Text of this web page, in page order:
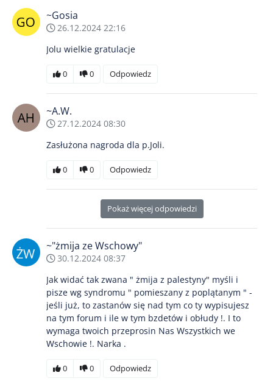
~Gosia
26.12.2024 22:16
Jolu wielkie gratulacje
0 0 Odpowiedz
~A.W.
27.12.2024 08:30
Zasłużona nagroda dla p.Joli.
0 0 Odpowiedz
Pokaż więcej odpowiedzi
~"żmija ze Wschowy"
30.12.2024 08:37
Jak widać tak zwana " żmija z palestyny" myśli i
pisze wg syndromu " pomieszany z poplątanym " -
jeśli już, to zastanów się nad tym co ty wypisujesz
na tym forum i ile w tym bzdetów i obłudy !. I to
wymaga twoich przeprosin Nas Wszystkich we
Wschowie !. Narka .
0 0 Odpowiedz